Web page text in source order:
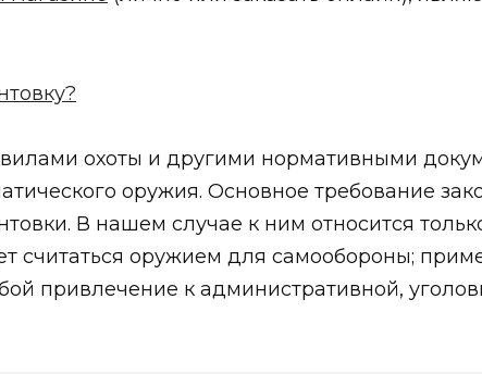
охоты и другими нормативными
оружия. Основное требование
В нашем случае к ним относится
считаться оружием для самообороны;
привлечение к административной,